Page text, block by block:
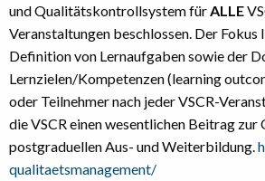
und Qualitätskontrollsystem für ALLE
Veranstaltungen beschlossen. Der
Definition von Lernaufgaben sowie der
Lernzielen/Kompetenzen (learning
oder Teilnehmer nach jeder VSCR-
die VSCR einen wesentlichen Beitrag
postgraduellen Aus- und Weiterbildung.
qualitaetsmanagement/